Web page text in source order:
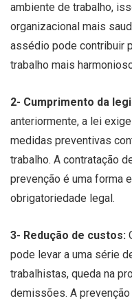
ambiente de trabalho,
organizacional mais
assédio pode contribuir
trabalho mais
2- Cumprimento da
anteriormente, a lei
medidas preventivas
trabalho. A contratação
prevenção é uma forma
obrigatoriedade legal.
3- Redução de custos:
pode levar a uma série
trabalhistas, queda na
demissões. A